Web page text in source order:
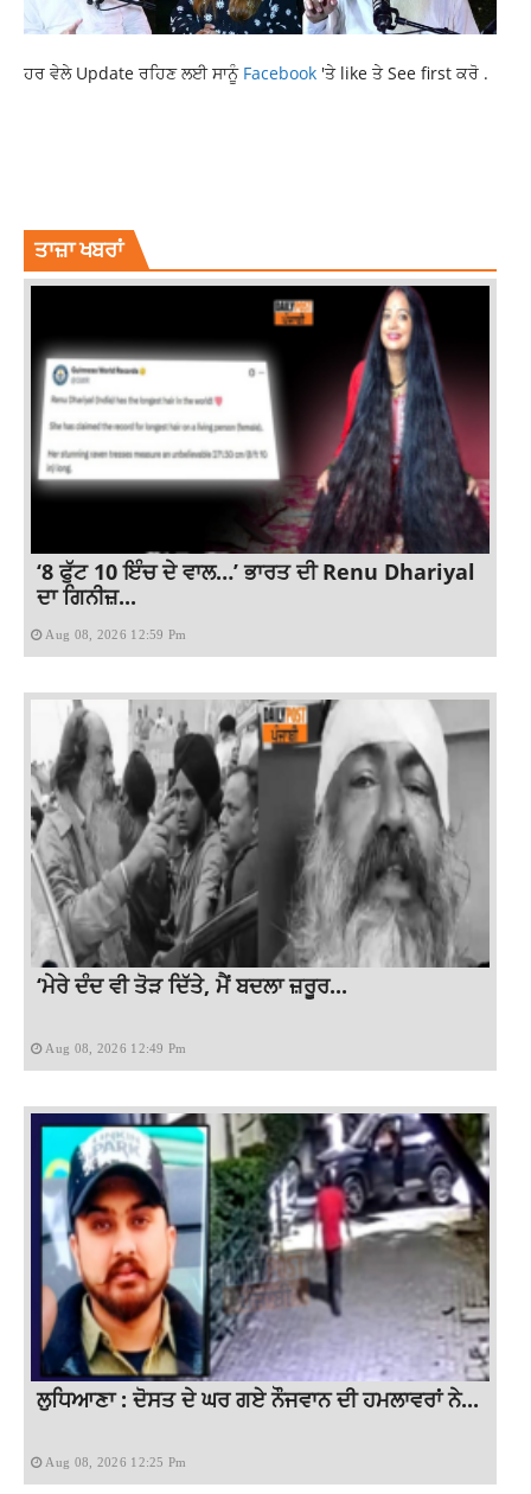
ਹਰ ਵੇਲੇ Update ਰਹਿਣ ਲਈ ਸਾਨੂੰ Facebook 'ਤੇ like ਤੇ See first ਕਰੋ .
ਤਾਜ਼ਾ ਖਬਰਾਂ
‘8 ਫੁੱਟ 10 ਇੰਚ ਦੇ ਵਾਲ…’ ਭਾਰਤ ਦੀ Renu Dhariyal
ਦਾ ਗਿਨੀਜ਼...
Aug 08, 2026 12:59 Pm
‘ਮੇਰੇ ਦੰਦ ਵੀ ਤੋੜ ਦਿੱਤੇ, ਮੈਂ ਬਦਲਾ ਜ਼ਰੂਰ...
Aug 08, 2026 12:49 Pm
ਲੁਧਿਆਣਾ : ਦੋਸਤ ਦੇ ਘਰ ਗਏ ਨੌਜਵਾਨ ਦੀ ਹਮਲਾਵਰਾਂ ਨੇ...
Aug 08, 2026 12:25 Pm